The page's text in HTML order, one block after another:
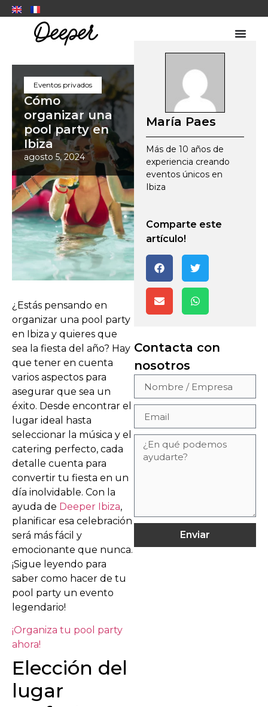
Eventos privados
Cómo
organizar una
pool party en
Ibiza
agosto 5, 2024
¿Estás pensando en
organizar una pool party
en Ibiza y quieres que
sea la fiesta del año? Hay
que tener en cuenta
varios aspectos para
asegurar que sea un
éxito. Desde encontrar el
lugar ideal hasta
seleccionar la música y el
catering perfecto, cada
detalle cuenta para
convertir tu fiesta en un
día inolvidable. Con la
ayuda de Deeper Ibiza,
planificar esa celebración
será más fácil y
emocionante que nunca.
¡Sigue leyendo para
saber como hacer de tu
pool party un evento
legendario!
¡Organiza tu pool party
ahora!
Elección del
lugar
María Paes
Más de 10 años de
experiencia creando
eventos únicos en
Ibiza
Comparte este
artículo!
Contacta con
nosotros
Enviar